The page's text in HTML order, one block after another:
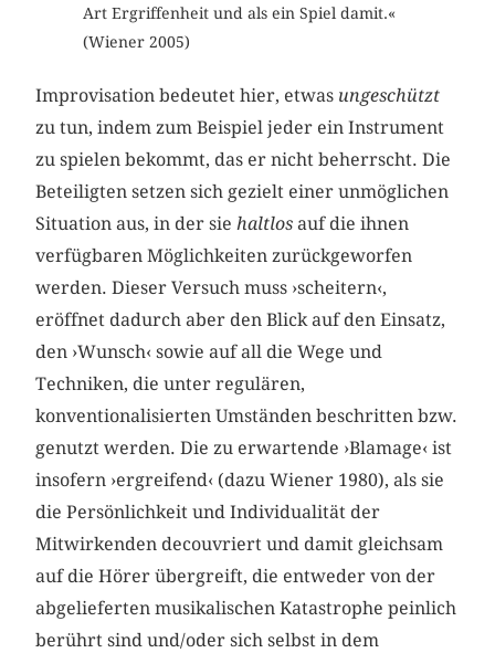
Art Ergriffenheit und als ein Spiel damit.«
(Wiener 2005)
Improvisation bedeutet hier, etwas ungeschützt
zu tun, indem zum Beispiel jeder ein Instrument
zu spielen bekommt, das er nicht beherrscht. Die
Beteiligten setzen sich gezielt einer unmöglichen
Situation aus, in der siehaltlos auf die ihnen
verfügbaren Möglichkeiten zurückgeworfen
werden. Dieser Versuch muss ›scheitern‹,
eröffnet dadurch aber den Blick auf den Einsatz,
den ›Wunsch‹ sowie auf all die Wege und
Techniken, die unter regulären,
konventionalisierten Umständen beschritten bzw.
genutzt werden. Die zu erwartende ›Blamage‹ ist
insofern ›ergreifend‹ (dazu Wiener 1980), als sie
die Persönlichkeit und Individualität der
Mitwirkenden decouvriert und damit gleichsam
auf die Hörer übergreift, die entweder von der
abgelieferten musikalischen Katastrophe peinlich
berührt sind und/oder sich selbst in dem